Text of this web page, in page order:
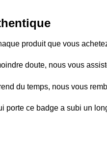
produit que vous
doute, nous vous
du temps, nous vous
porte ce badge a subi un